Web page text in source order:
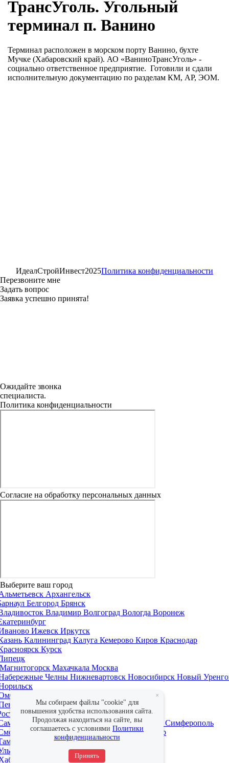
ТрансУголь. Угольный
терминал п. Ванино
Терминал расположен в морском порту Ванино, бухте
Мучке (Хабаровский край). АО «ВаниноТрансУголь» -
социально ответственное предприятие. Готовили и сдали
исполнительную документацию по разделам КМ, АР, ЭОМ.
ИдеалСтройИнвест2025Политика конфиденциальности
Перезвоните мне
Задать вопрос
Заявка успешно принята!
Ожидайте звонка
специалиста.
Политика конфиденциальности
Согласие на обработку персональных данных
Выберите ваш город
Архангельск
Белгород Брянск
Владимир Волгоград Вологда Воронеж
Ижевск Иркутск
Калининград Калуга Кемерово Киров Краснодар
Курск
Магнитогорск Махачкала Москва
Челны Нижневартовск Новосибирск Новый
Пермь
на-ДонуРязань
Санкт-ПетербургСаратовСевастополь Симферополь
СочиСтавропольСургутСыктывкар
ТольяттиТомскТула
×
Мы собираем файлы "cookie" для
повышения удобства использования сайта.
Продолжая находиться на сайте, вы
соглашаетесь с условиями Политики
конфиденциальности
Принять